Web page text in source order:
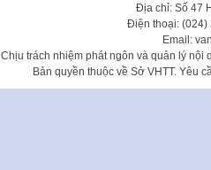
Địa chỉ: Số 47
Điện thoại: (024)
Email:
Chịu trách nhiệm phát ngôn và quản lý nội
Bản quyền thuộc về Sở VHTT. Yêu